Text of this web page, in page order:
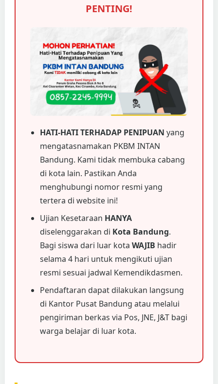
PENTING!
HATI-HATI TERHADAP PENIPUAN yang
mengatasnamakan PKBM INTAN
Bandung. Kami tidak membuka cabang
di kota lain. Pastikan Anda
menghubungi nomor resmi yang
tertera di website ini!
Ujian Kesetaraan HANYA
diselenggarakan di Kota Bandung.
Bagi siswa dari luar kota WAJIB hadir
selama 4 hari untuk mengikuti ujian
resmi sesuai jadwal Kemendikdasmen.
Pendaftaran dapat dilakukan langsung
di Kantor Pusat Bandung atau melalui
pengiriman berkas via Pos, JNE, J&T bagi
warga belajar di luar kota.